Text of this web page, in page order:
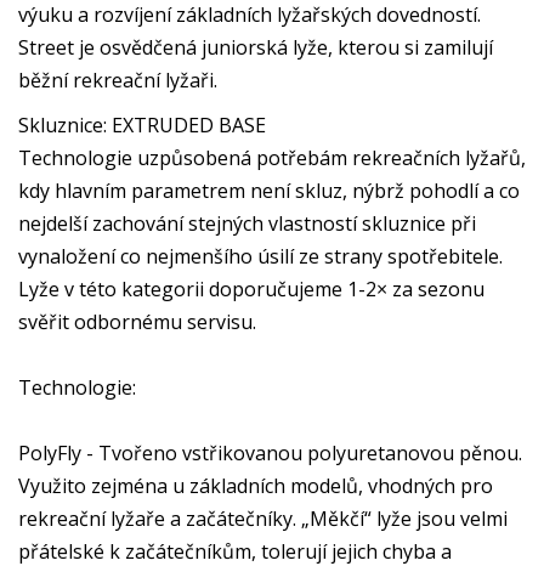
výuku a rozvíjení základních lyžařských dovedností.
Street je osvědčená juniorská lyže, kterou si zamilují
běžní rekreační lyžaři.
Skluznice: EXTRUDED BASE
Technologie uzpůsobená potřebám rekreačních lyžařů,
kdy hlavním parametrem není skluz, nýbrž pohodlí a co
nejdelší zachování stejných vlastností skluznice při
vynaložení co nejmenšího úsilí ze strany spotřebitele.
Lyže v této kategorii doporučujeme 1-2× za sezonu
svěřit odbornému servisu.
Technologie:
PolyFly - Tvořeno vstřikovanou polyuretanovou pěnou.
Využito zejména u základních modelů, vhodných pro
rekreační lyžaře a začátečníky. „Měkčí“ lyže jsou velmi
přátelské k začátečníkům, tolerují jejich chyba a